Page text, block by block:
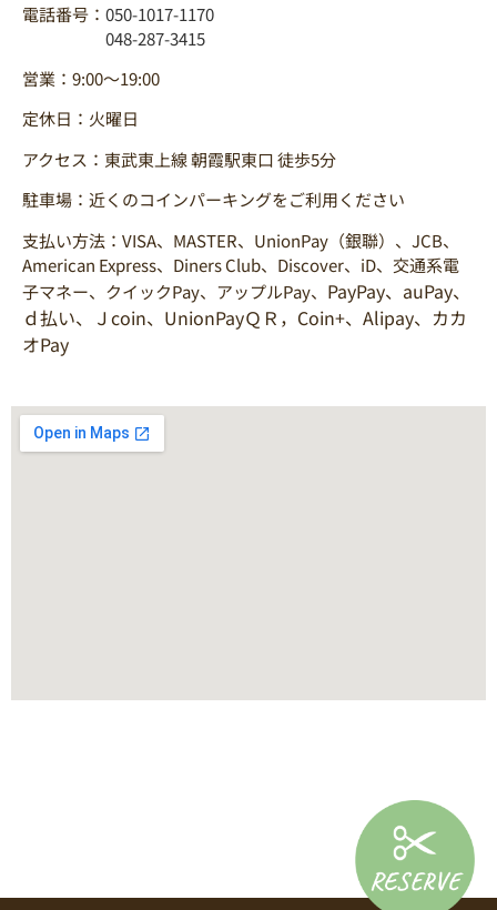
電話番号： 050-1017-1170
048-287-3415
営業：9:00～19:00
定休日：火曜日
アクセス：東武東上線 朝霞駅東口 徒歩5分
駐車場：近くのコインパーキングをご利用ください
支払い方法：VISA、MASTER、UnionPay（銀聯）、JCB、
American Express、Diners Club、Discover、iD、交通系電
子マネー、クイックPay、アップルPay、 PayPay、auPay、
ｄ払い、Ｊcoin、UnionPayＱＲ，Coin+、Alipay、カカ
オPay